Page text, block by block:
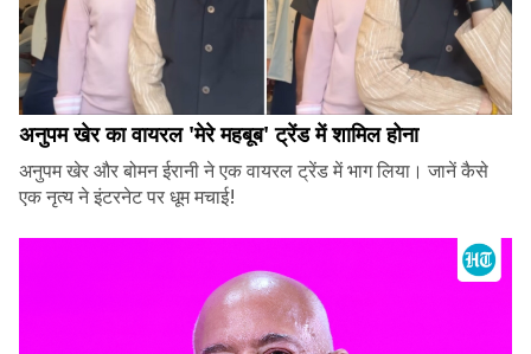
अनुपम खेर का वायरल 'मेरे महबूब' ट्रेंड में शामिल होना
अनुपम खेर और बोमन ईरानी ने एक वायरल ट्रेंड में भाग लिया। जानें कैसे
एक नृत्य ने इंटरनेट पर धूम मचाई!